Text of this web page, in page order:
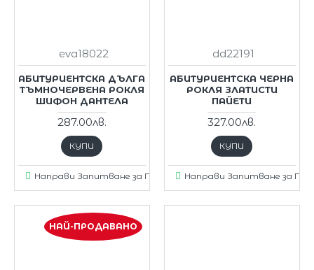
eva18022
АБИТУРИЕНТСКА ДЪЛГА
ТЪМНОЧЕРВЕНА РОКЛЯ
ШИФОН ДАНТЕЛА
287.00лв.
КУПИ
Направи Запитване за Продукт
dd22191
АБИТУРИЕНТСКА ЧЕРНА
РОКЛЯ ЗЛАТИСТИ
ПАЙЕТИ
327.00лв.
КУПИ
Направи Запитване за
НАЙ-ПРОДАВАНО